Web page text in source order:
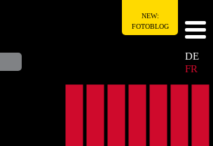
DE
FR
NEW:
FOTOBLOG